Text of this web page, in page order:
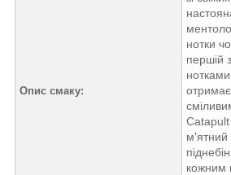
Опис смаку:
нотки
першій
нотками
м'ятний
кожним